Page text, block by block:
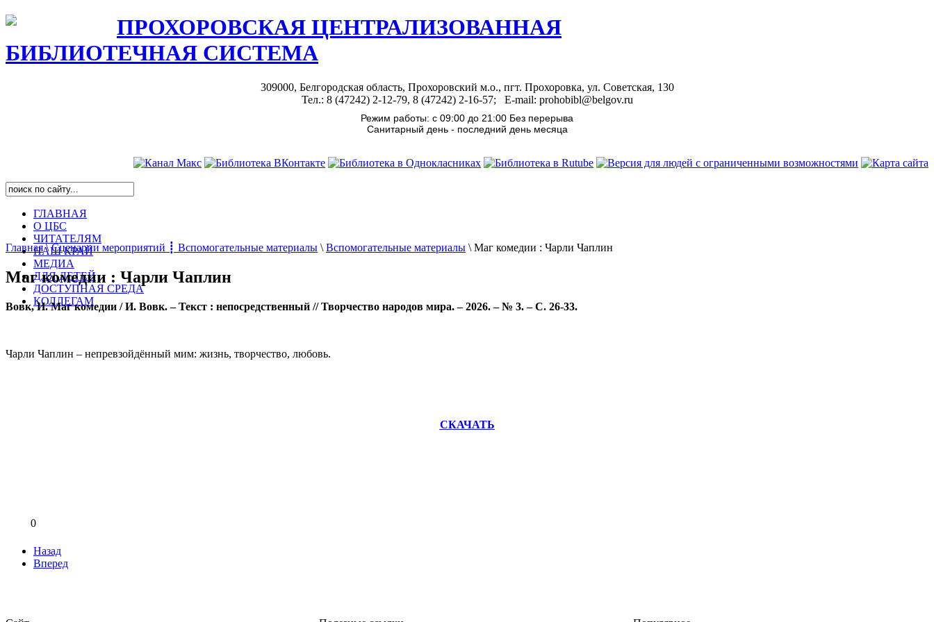
ПРОХОРОВСКАЯ ЦЕНТРАЛИЗОВАННАЯ
БИБЛИОТЕЧНАЯ СИСТЕМА
309000, Белгородская область, Прохоровский м.о., пгт. Прохоровка, ул. Советская, 130
Тел.: 8 (47242) 2-12-79, 8 (47242) 2-16-57; E-mail: prohobibl@belgov.ru
Режим работы: с 09:00 до 21:00 Без перерыва
Санитарный день - последний день месяца
ГЛАВНАЯ
О ЦБС
ЧИТАТЕЛЯМ
НАШ КРАЙ
МЕДИА
ДЛЯ ДЕТЕЙ
ДОСТУПНАЯ СРЕДА
КОЛЛЕГАМ
Главная\Сценарии мероприятий ┋ Вспомогательные материалы \ Вспомогательные материалы \ Маг комедии : Чарли Чаплин
Маг комедии : Чарли Чаплин
Вовк, И. Маг комедии / И. Вовк. –Текст : непосредственный // Творчество народов мира. – 2026. – № 3. – С. 26-33.
Чарли Чаплин – непревзойдённый мим: жизнь, творчество, любовь.
СКАЧАТЬ
0
Назад
Вперед